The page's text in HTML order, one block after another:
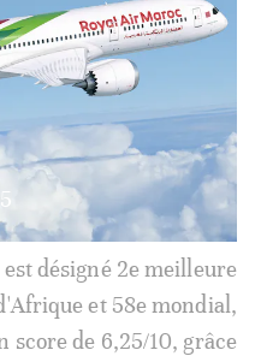
5
désigné 2e meilleure
et 58e mondial,
score de 6,25/10, grâce